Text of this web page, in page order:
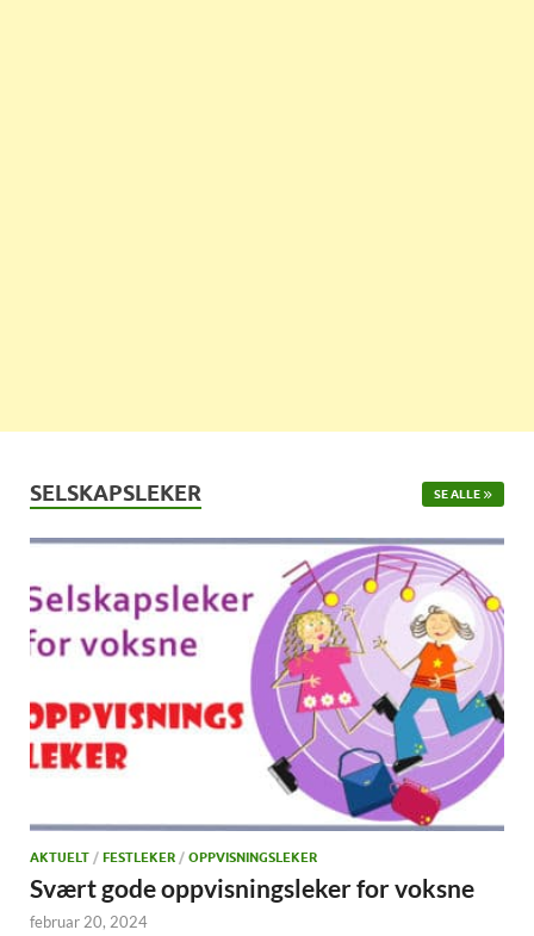
SELSKAPSLEKER SE ALLE
AKTUELT / FESTLEKER / OPPVISNINGSLEKER
Svært gode oppvisningsleker for voksne
februar 20, 2024